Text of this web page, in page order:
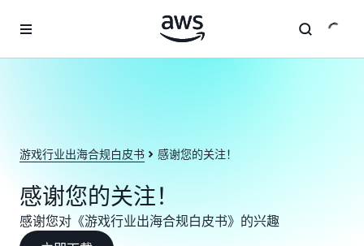
游戏行业出海合规白皮书 感谢您的关注！
感谢您的关注！
感谢您对《游戏行业出海合规白皮书》的兴趣